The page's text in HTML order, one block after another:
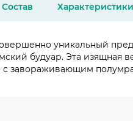
Состав Характеристики
уникальный
будуар. Эта
с завораживающим